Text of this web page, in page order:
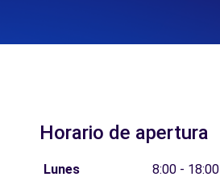
Horario de apertura
Lunes
8:00 - 18:00